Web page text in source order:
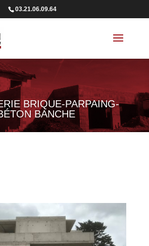
03.21.06.09.64
BRIQUE-PARPAING-
BANCHE